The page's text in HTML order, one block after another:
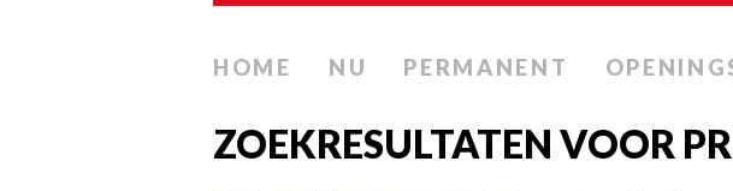
HOME NU PERMANENT
ZOEKRESULTATEN VOOR